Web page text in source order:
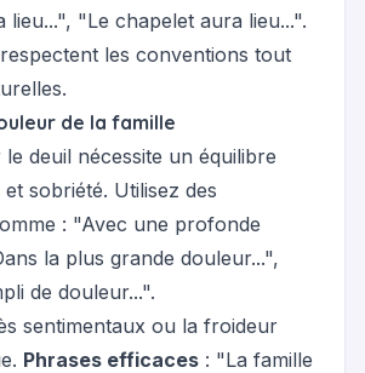
lieu...", "Le chapelet aura lieu...".
les conventions tout
de la famille
deuil nécessite un équilibre
sobriété. Utilisez des
: "Avec une profonde
la plus grande douleur...",
de douleur...".
sentimentaux ou la froideur
Phrases efficaces : "La famille